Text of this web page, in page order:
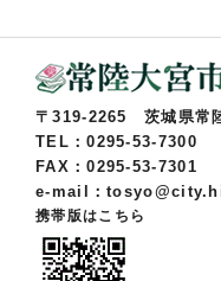
〒319-2265 茨城県常
TEL：0295-53-7300
FAX：0295-53-7301
e-mail：
携帯版はこちら